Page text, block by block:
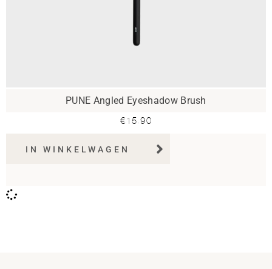
PUNE Angled Eyeshadow Brush
€15.90
IN WINKELWAGEN